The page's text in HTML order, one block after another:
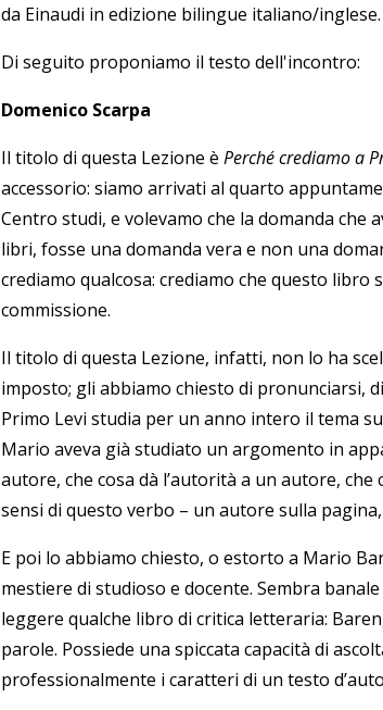
da Einaudi in edizione bilingue italiano/inglese.
Di seguito proponiamo il testo dell'incontro:
Domenico Scarpa
Il titolo di questa Lezione è Perché crediamo a
accessorio: siamo arrivati al quarto
Centro studi, e volevamo che la domanda che
libri, fosse una domanda vera e non una
crediamo qualcosa: crediamo che questo
commissione.
Il titolo di questa Lezione, infatti, non lo ha
imposto; gli abbiamo chiesto di pronunciarsi,
Primo Levi studia per un anno intero il tema
Mario aveva già studiato un argomento in
autore, che cosa dà l’autorità a un autore,
sensi di questo verbo – un autore sulla
E poi lo abbiamo chiesto, o estorto a Mario
mestiere di studioso e docente. Sembra
leggere qualche libro di critica letteraria:
parole. Possiede una spiccata capacità di
professionalmente i caratteri di un testo